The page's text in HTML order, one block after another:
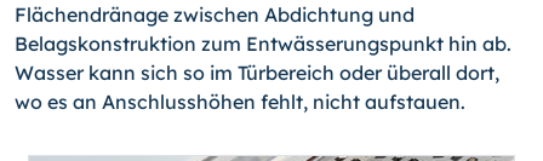
Flächendränage zwischen Abdichtung und
Belagskonstruktion zum Entwässerungspunkt hin ab.
Wasser kann sich so im Türbereich oder überall dort,
wo es an Anschlusshöhen fehlt, nicht aufstauen.